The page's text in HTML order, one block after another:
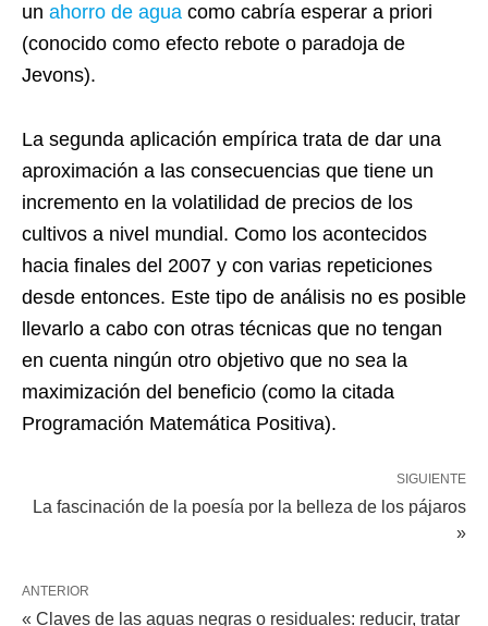
un ahorro de agua como cabría esperar a priori
(conocido como efecto rebote o paradoja de
Jevons).
La segunda aplicación empírica trata de dar una
aproximación a las consecuencias que tiene un
incremento en la volatilidad de precios de los
cultivos a nivel mundial. Como los acontecidos
hacia finales del 2007 y con varias repeticiones
desde entonces. Este tipo de análisis no es posible
llevarlo a cabo con otras técnicas que no tengan
en cuenta ningún otro objetivo que no sea la
maximización del beneficio (como la citada
Programación Matemática Positiva).
SIGUIENTE
La fascinación de la poesía por la belleza de los pájaros
»
ANTERIOR
« Claves de las aguas negras o residuales: reducir, tratar